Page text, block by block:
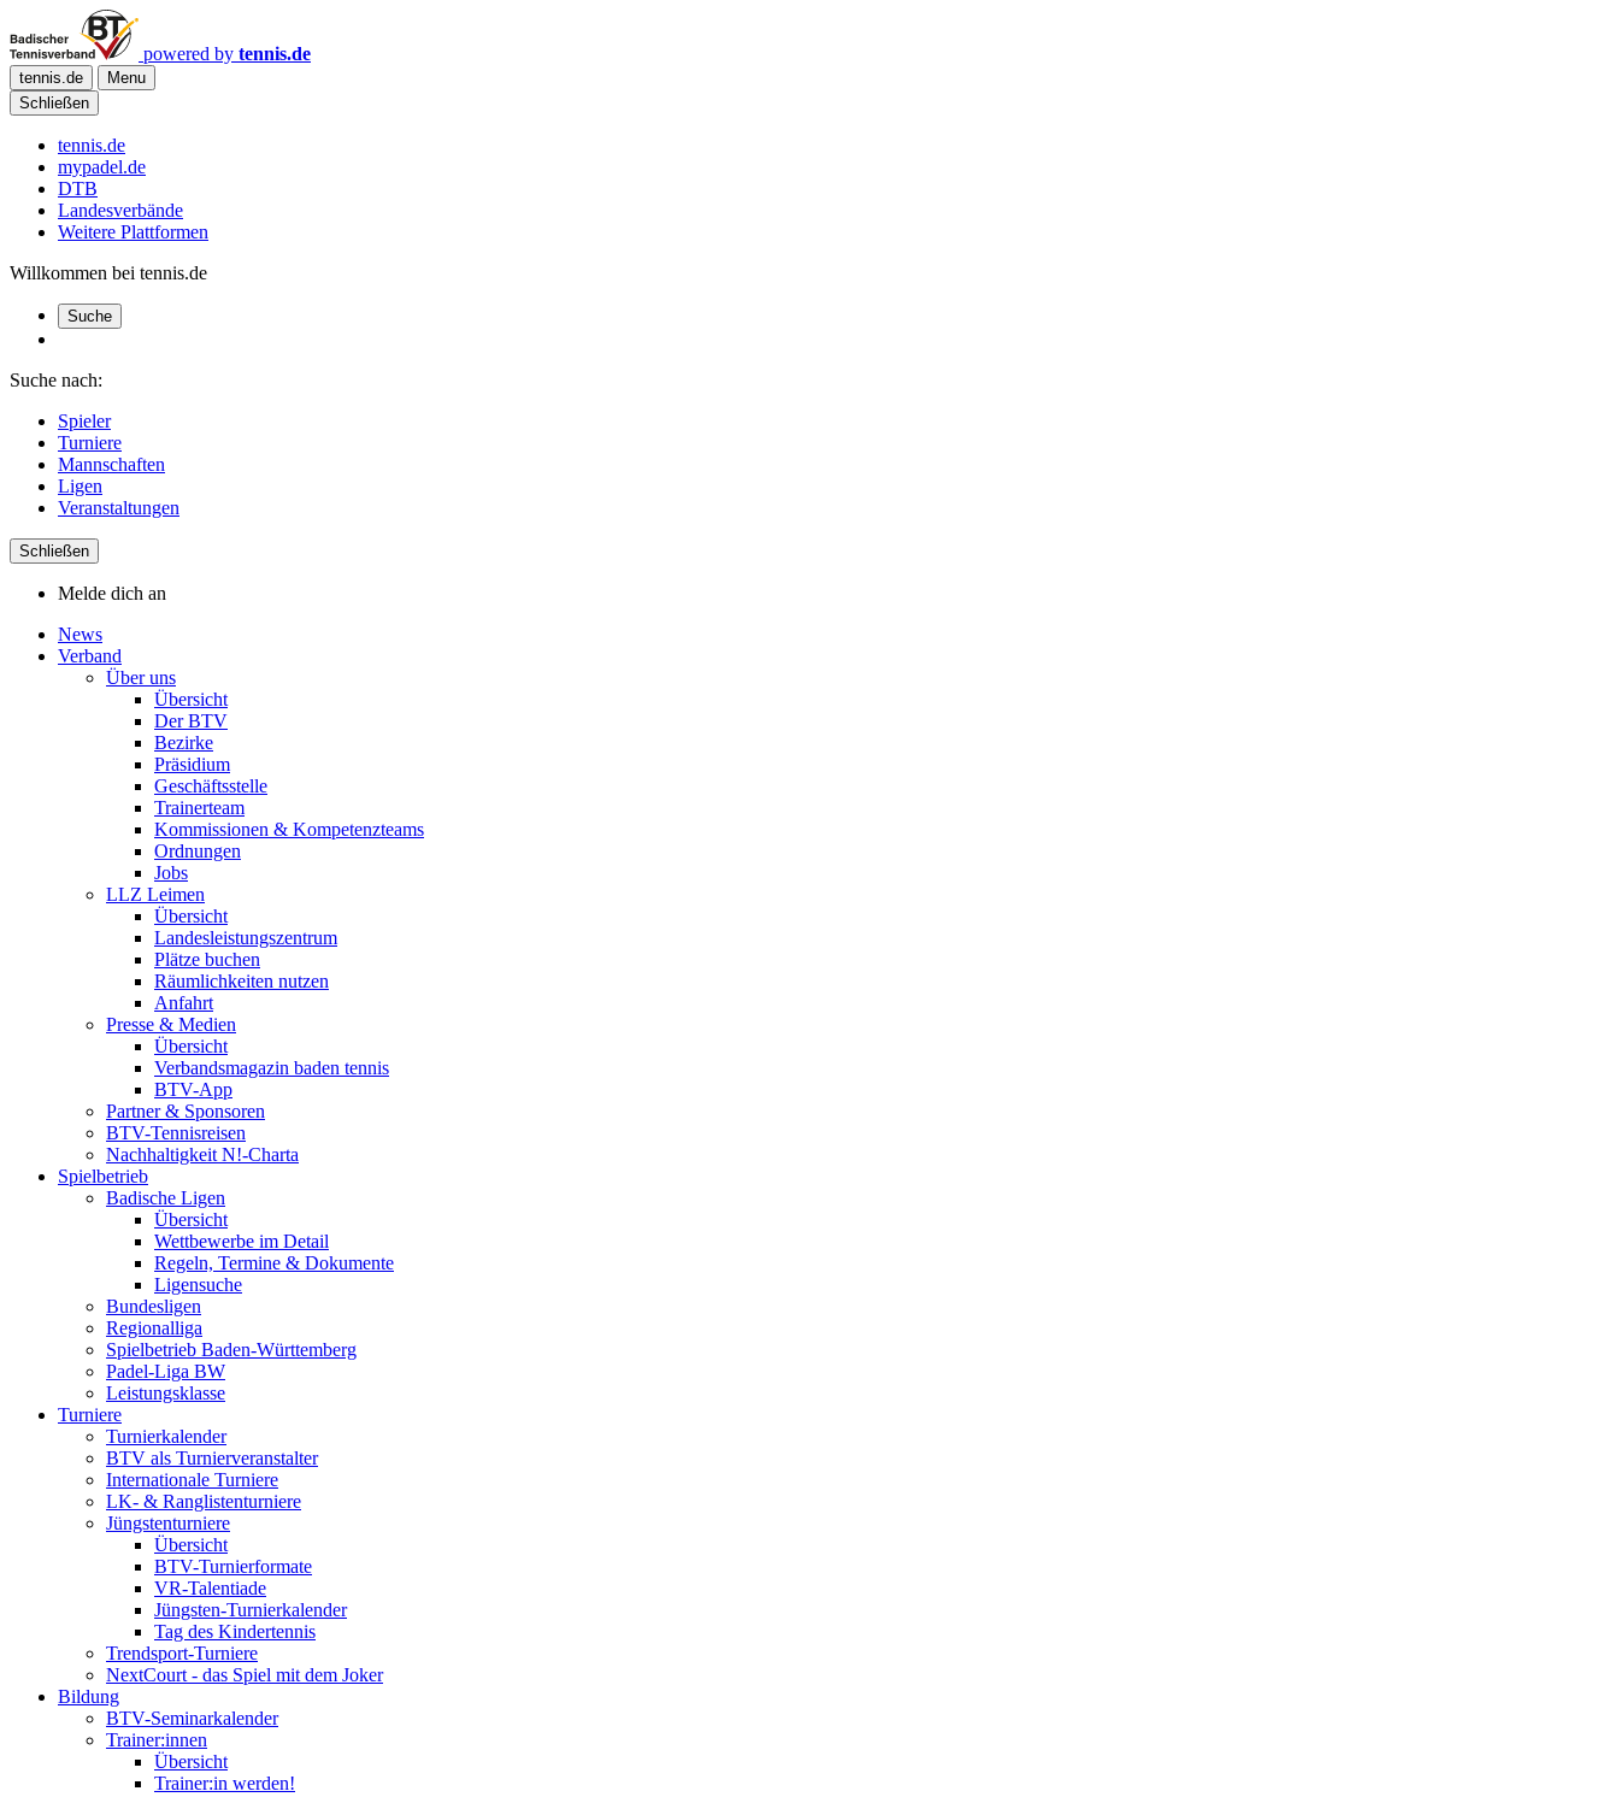
powered by tennis.de
tennis.de
Menu
Schließen
tennis.de
mypadel.de
DTB
Landesverbände
Weitere Plattformen
Willkommen bei tennis.de
Suche
Suche nach:
Spieler
Turniere
Mannschaften
Ligen
Veranstaltungen
Schließen
Melde dich an
News
Verband
Über uns
Übersicht
Der BTV
Bezirke
Präsidium
Geschäftsstelle
Trainerteam
Kommissionen & Kompetenzteams
Ordnungen
Jobs
LLZ Leimen
Übersicht
Landesleistungszentrum
Plätze buchen
Räumlichkeiten nutzen
Anfahrt
Presse & Medien
Übersicht
Verbandsmagazin baden tennis
BTV-App
Partner & Sponsoren
BTV-Tennisreisen
Nachhaltigkeit N!-Charta
Spielbetrieb
Badische Ligen
Übersicht
Wettbewerbe im Detail
Regeln, Termine & Dokumente
Ligensuche
Bundesligen
Regionalliga
Spielbetrieb Baden-Württemberg
Padel-Liga BW
Leistungsklasse
Turniere
Turnierkalender
BTV als Turnierveranstalter
Internationale Turniere
LK- & Ranglistenturniere
Jüngstenturniere
Übersicht
BTV-Turnierformate
VR-Talentiade
Jüngsten-Turnierkalender
Tag des Kindertennis
Trendsport-Turniere
NextCourt - das Spiel mit dem Joker
Bildung
BTV-Seminarkalender
Trainer:innen
Übersicht
Trainer:in werden!